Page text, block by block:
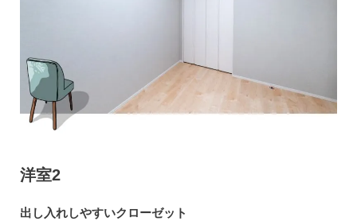
洋室2
出し入れしやすいクローゼット